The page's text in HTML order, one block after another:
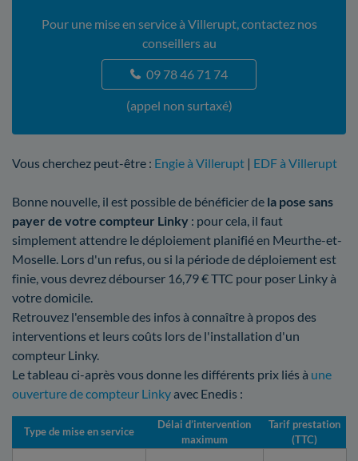
Pour une mise en service à Villerupt, contactez nos
conseillers au
09 78 46 71 74
(appel non surtaxé)
Vous cherchez peut-être : Engie à Villerupt | EDF à Villerupt
Bonne nouvelle, il est possible de bénéficier de la pose sans
payer de votre compteur Linky : pour cela, il faut
simplement attendre le déploiement planifié en Meurthe-et-
Moselle. Lors d'un refus, ou si la période de déploiement est
finie, vous devrez débourser 16,79 € TTC pour poser Linky à
votre domicile.
Retrouvez l'ensemble des infos à connaître à propos des
interventions et leurs coûts lors de l'installation d'un
compteur Linky.
Le tableau ci-après vous donne les différents prix liés à une
ouverture de compteur Linkyavec Enedis :
Type de mise en service
Délai d’intervention
maximum
Tarif prestation
(TTC)